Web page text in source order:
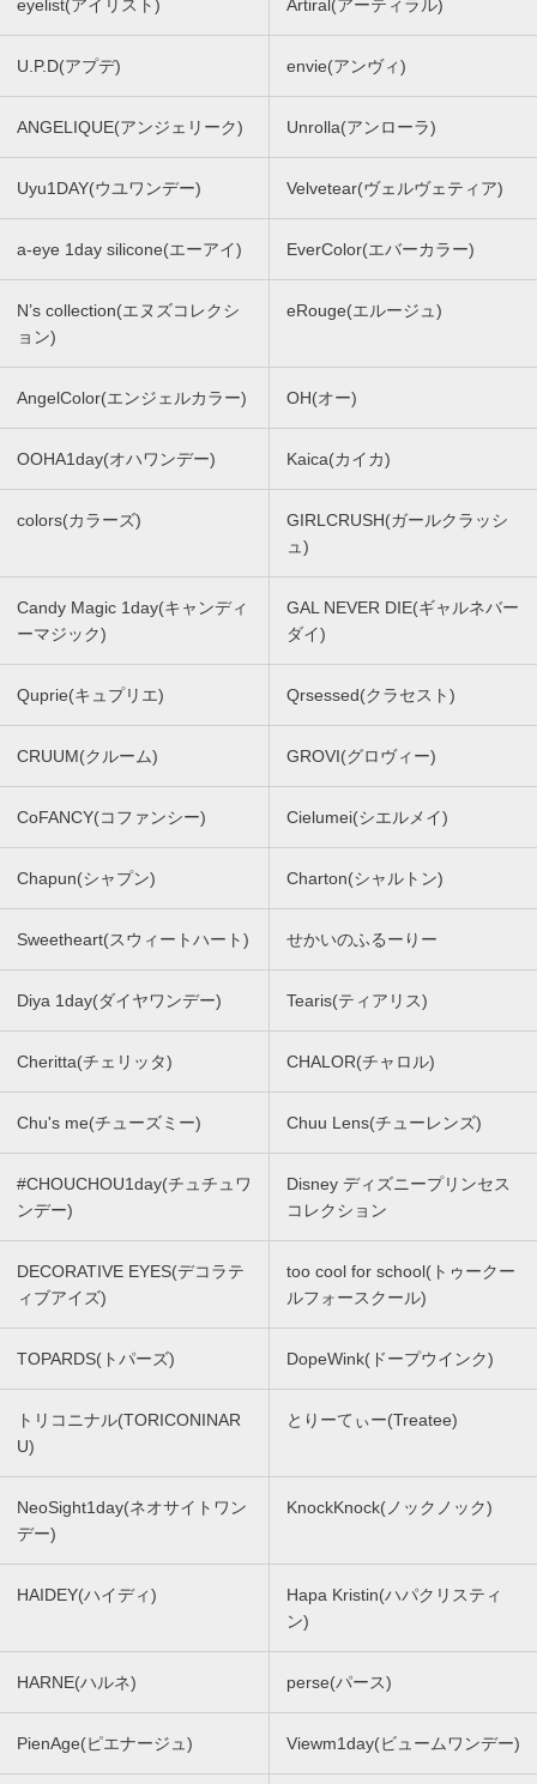
eyelist(アイリスト) Artiral(アーティラル)
U.P.D(アプデ) envie(アンヴィ)
ANGELIQUE(アンジェリーク) Unrolla(アンローラ)
Uyu1DAY(ウユワンデー) Velvetear(ヴェルヴェティア)
a-eye 1day silicone(エーアイ) EverColor(エバーカラー)
N’s collection(エヌズコレクシ
ョン)
eRouge(エルージュ)
AngelColor(エンジェルカラー) OH(オー)
OOHA1day(オハワンデー) Kaica(カイカ)
colors(カラーズ)
GIRLCRUSH(ガールクラッシ
ュ)
Candy Magic 1day(キャンディ
ーマジック)
GAL NEVER DIE(ギャルネバー
ダイ)
Quprie(キュプリエ) Qrsessed(クラセスト)
CRUUM(クルーム) GROVI(グロヴィー)
CoFANCY(コファンシー) Cielumei(シエルメイ)
Chapun(シャプン) Charton(シャルトン)
Sweetheart(スウィートハート) せかいのふるーりー
Diya 1day(ダイヤワンデー) Tearis(ティアリス)
Cheritta(チェリッタ) CHALOR(チャロル)
Chu's me(チューズミー) Chuu Lens(チューレンズ)
#CHOUCHOU1day(チュチュワ
ンデー)
Disney ディズニープリンセス
コレクション
DECORATIVE EYES(デコラテ
ィブアイズ)
too cool for school(トゥークー
ルフォースクール)
TOPARDS(トパーズ) DopeWink(ドープウインク)
トリコニナル(TORICONINAR
U)
とりーてぃー(Treatee)
NeoSight1day(ネオサイトワン
デー)
KnockKnock(ノックノック)
HAIDEY(ハイディ)
Hapa Kristin(ハパクリスティ
ン)
HARNE(ハルネ) perse(パース)
PienAge(ピエナージュ) Viewm1day(ビュームワンデー)